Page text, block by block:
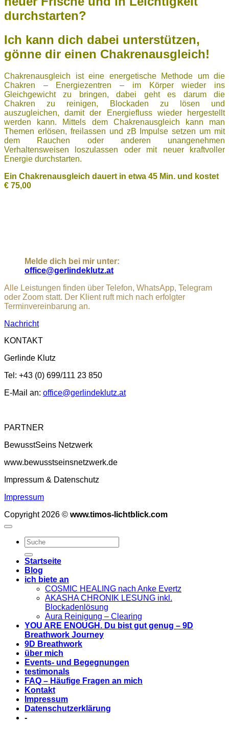
durchstarten?
Ich kann dich dabei unterstützen,
gönne dir einen Chakrenausgleich!
Chakrenausgleich ist eine energetische Methode um die
Chakren – Energiezentren – im Körper wieder ins
Gleichgewicht zu bringen, dabei geht es darum die
Chakren zu reinigen, Blockaden zu lösen und
auszugleichen, damit der Energiefluss wieder hergestellt
werden kann. Mittels dem Chakrenausgleich kann man
Themen erlösen, freilassen und zB Impulse setzen um mit
dem Rauchen oder anderen unangenehmen
Verhaltensweisen loszulassen oder mit neuer kraftvoller
Energie durchstarten.
Ein Chakrenausgleich dauert in etwa 45 Min. und kostet
€ 75,00
Melde dich bei mir unter:
office@gerlindeklutz.at
Alle Leistungen finden über Telefon, WhatsApp, Telegram
oder Zoom statt. Der Klient ruft mich nach erfolgter
Terminvereinbarung an.
Nachricht
KONTAKT
Gerlinde Klutz
Tel: +43 (0) 699/111 23 850
E-Mail an: office@gerlindeklutz.at
PARTNER
BewusstSeins Netzwerk
www.bewusstseinsnetzwerk.de
Impressum & Datenschutz
Impressum
Copyright 2026 © www.timos-lichtblick.com
Startseite
Blog
ich biete an
COSMIC HEALING nach Anke Evertz
AKASHA CHRONIK LESUNG inkl.
Blockadenlösung
Aura Reinigung – Clearing
YOU ARE ENOUGH. Du bist gut genug – 9D
Breathwork Journey
9D Breathwork
über mich
Events- und Begegnungen
testimonals
FAQ – Häufige Fragen an mich
Kontakt
Impressum
Datenschutzerklärung
-